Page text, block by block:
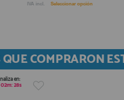
IVA incl. Seleccionar opción
COMPRARON
en:
02m:28s